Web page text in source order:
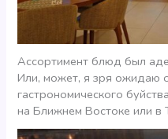
Ассортимент блюд был
Или, может, я зря ожидаю
гастрономического
на Ближнем Востоке или в